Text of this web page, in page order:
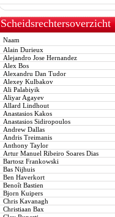
Scheidsrechtersoverzicht
Naam
Alain Durieux
Alejandro Jose Hernandez
Alex Bos
Alexandru Dan Tudor
Alexey Kulbakov
Ali Palabiyik
Aliyar Agayev
Allard Lindhout
Anastasios Kakos
Anastasios Sidiropoulos
Andrew Dallas
Andris Treimanis
Anthony Taylor
Artur Manuel Ribeiro Soares Dias
Bartosz Frankowski
Bas Nijhuis
Ben Haverkort
Benoît Bastien
Bjorn Kuipers
Chris Kavanagh
Christiaan Bax